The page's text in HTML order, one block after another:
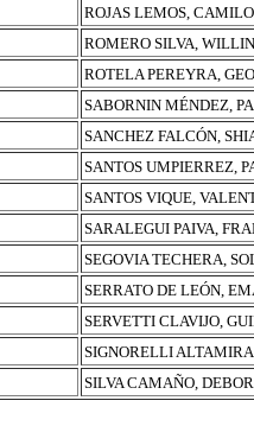
ROJAS LEMOS, CAMILO
ROMERO SILVA,
ROTELA PEREYRA,
SABORNIN MÉNDEZ,
SANCHEZ FALCÓN,
SANTOS UMPIERREZ,
SANTOS VIQUE,
SARALEGUI PAIVA,
SEGOVIA TECHERA,
SERRATO DE LEÓN,
SERVETTI CLAVIJO,
SIGNORELLI
SILVA CAMAÑO,